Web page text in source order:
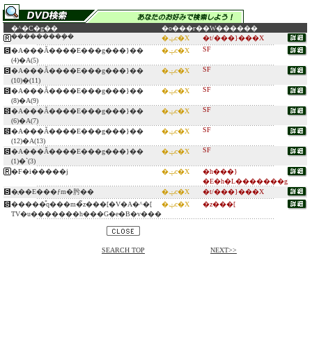
�^�C�g�� �o���ғ��W������
���������݂�
�ݓc�X
�t/���}���X
�A���Ă����E���g���}��
(4)�A(5)
�ݓc�X SF
�A���Ă����E���g���}��
(10)�(11)
�ݓc�X SF
�A���Ă����E���g���}��
(8)�A(9)
�ݓc�X SF
�A���Ă����E���g���}��
(6)�A(7)
�ݓc�X SF
�A���Ă����E���g���}��
(12)�A(13)
�ݓc�X SF
�A���Ă����E���g���}��
(1)�`(3)
�ݓc�X SF
�F�i�����j �ݓc�X
�h���}
�E�h�L�������g
�̖��E���ƒm�肹��
�ݓc�X
�t/���}���X
�����̎q���m�̃z���[�V�A�^�[
TV�u�������h���G�e�B�v���
�ݓc�X �z���[
SEARCH TOP NEXT>>